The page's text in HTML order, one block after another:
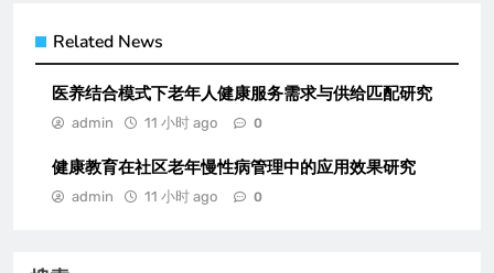
Related News
医养结合模式下老年人健康服务需求与供给匹配研究
admin 11 小时 ago 0
健康教育在社区老年慢性病管理中的应用效果研究
admin 11 小时 ago 0